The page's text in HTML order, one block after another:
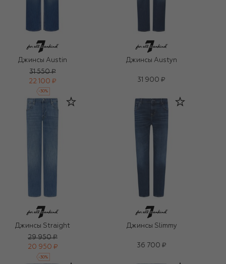
Джинсы Austin
31 550 ₽
22 100 ₽
-30%
Джинсы Austyn
31 900 ₽
Джинсы Straight
29 950 ₽
20 950 ₽
-30%
Джинсы Slimmy
36 700 ₽